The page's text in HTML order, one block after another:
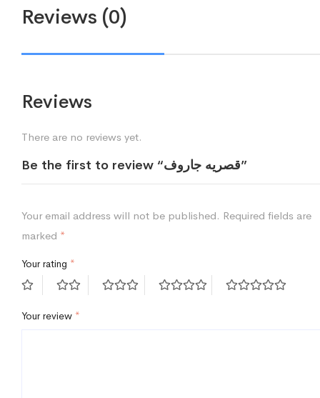
Reviews (0)
Reviews
There are no reviews yet.
Be the first to review “قصريه جاروف”
Your email address will not be published. Required fields are
marked *
Your rating *
Your review *